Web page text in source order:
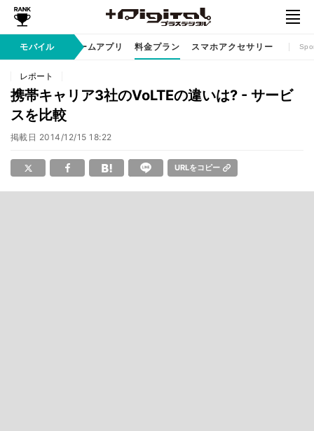
モバイル
/ サービス ゲームアプリ 料金プラン スマホアクセサリー
レポート
携帯キャリア3社のVoLTEの違いは? - サービ
スを比較
掲載日 2014/12/15 18:22
URLをコピー